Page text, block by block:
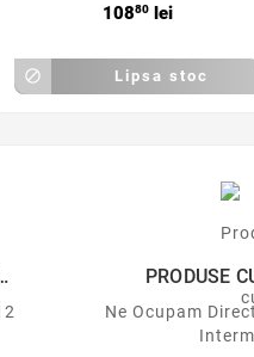
10880lei
 Lipsa stoc
PRODUSE
Ne Ocupam